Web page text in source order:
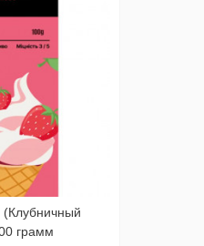
(Клубничный
грамм